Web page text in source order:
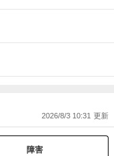
2026/8/3 10:31
障害